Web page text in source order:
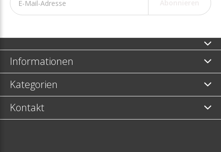
Informationen
Kategorien
Kontakt